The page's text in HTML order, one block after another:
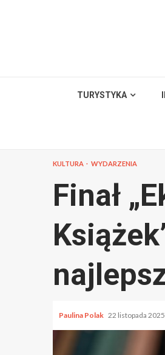
TURYSTYKA
KULTURA WYDARZENIA
Finał
Paulina Polak 22 listopada 2025